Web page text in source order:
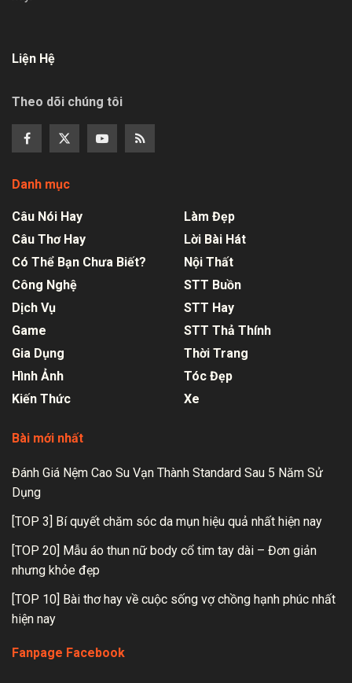
Liện Hệ
Theo dõi chúng tôi
Danh mục
Câu Nói Hay
Câu Thơ Hay
Có Thể Bạn Chưa Biết?
Công Nghệ
Dịch Vụ
Game
Gia Dụng
Hình Ảnh
Kiến Thức
Làm Đẹp
Lời Bài Hát
Nội Thất
STT Buồn
STT Hay
STT Thả Thính
Thời Trang
Tóc Đẹp
Xe
Bài mới nhất
Đánh Giá Nệm Cao Su Vạn Thành Standard Sau 5 Năm Sử
Dụng
[TOP 3] Bí quyết chăm sóc da mụn hiệu quả nhất hiện nay
[TOP 20] Mẫu áo thun nữ body cổ tim tay dài – Đơn giản
nhưng khỏe đẹp
[TOP 10] Bài thơ hay về cuộc sống vợ chồng hạnh phúc nhất
hiện nay
Fanpage Facebook